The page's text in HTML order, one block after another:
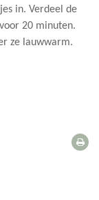
in. Verdeel de
20 minuten.
ze lauwwarm.